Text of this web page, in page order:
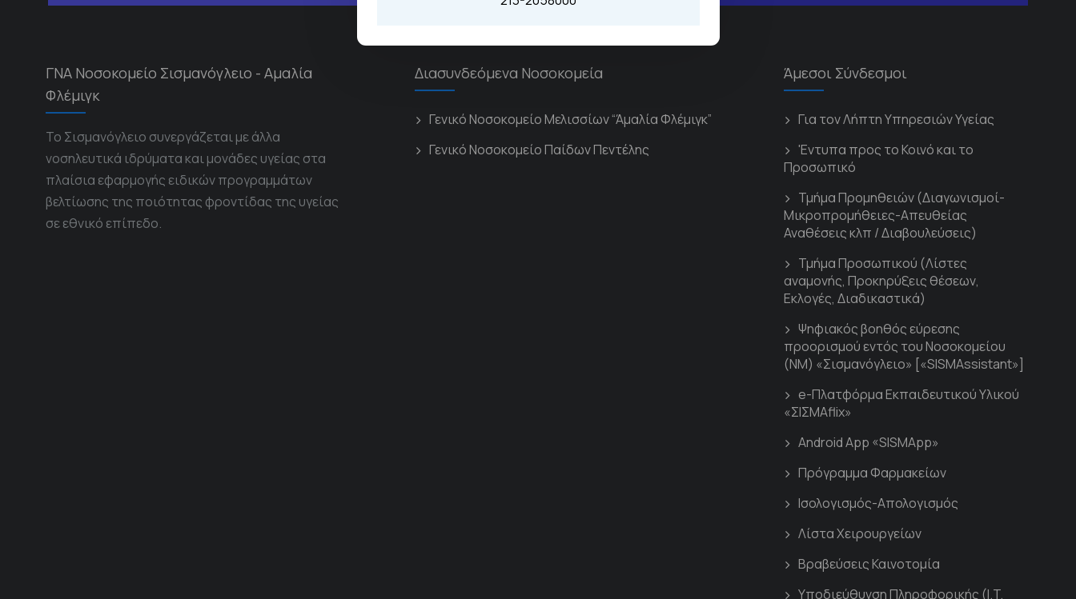
ΓΝΑ Νοσοκομείο Σισμανόγλειο - Αμαλία
Φλέμιγκ
Το Σισμανόγλειο συνεργάζεται με άλλα
νοσηλευτικά ιδρύματα και μονάδες υγείας στα
πλαίσια εφαρμογής ειδικών προγραμμάτων
βελτίωσης της ποιότητας φροντίδας της υγείας
σε εθνικό επίπεδο.
Διασυνδεόμενα Νοσοκομεία
Γενικό Νοσοκομείο Μελισσίων “Άμαλία Φλέμιγκ”
Γενικό Νοσοκομείο Παίδων Πεντέλης
Άμεσοι Σύνδεσμοι
Για τον Λήπτη Υπηρεσιών Υγείας
'Εντυπα προς το Κοινό και το
Προσωπικό
Τμήμα Προμηθειών (Διαγωνισμοί-
Μικροπρομήθειες-Απευθείας
Αναθέσεις κλπ / Διαβουλεύσεις)
Τμήμα Προσωπικού (Λίστες
αναμονής, Προκηρύξεις θέσεων,
Εκλογές, Διαδικαστικά)
Ψηφιακός βοηθός εύρεσης
προορισμού εντός του Νοσοκομείου
(ΝΜ) «Σισμανόγλειο» [«SISMAssistant»]
e-Πλατφόρμα Εκπαιδευτικού Υλικού
«ΣΙΣΜΑflix»
Android App «SISMApp»
Πρόγραμμα Φαρμακείων
Ισολογισμός-Απολογισμός
Λίστα Χειρουργείων
Βραβεύσεις Καινοτομία
Υποδιεύθυνση Πληροφορικής (I.T.